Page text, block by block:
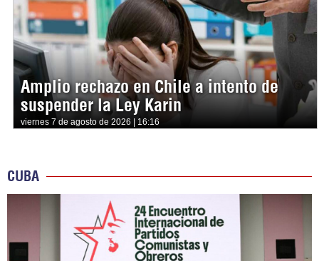
Amplio rechazo en Chile a intento de
suspender la Ley Karin
viernes 7 de agosto de 2026 | 16:16
CUBA